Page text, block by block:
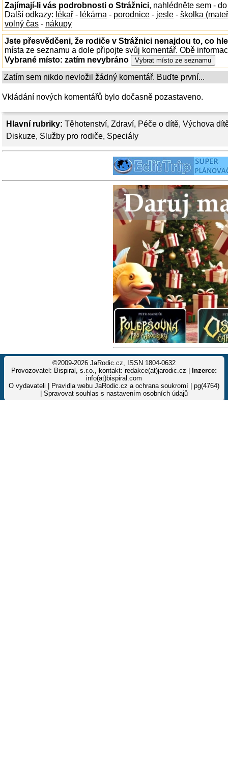
Hlavní rubriky: Těhotenství, Zdraví, Péče o dítě, Výchova
Diskuze, Služby pro rodiče, Speciály
Zajímají-li vás podrobnosti o Strážnici, nahlédněte sem -
Další odkazy: lékař - lékárna - porodnice - jesle - školka
volný čas - nákupy
Jste přesvědčeni, že rodiče v Strážnici nenajdou to, co
místa ze seznamu a dole připojte svůj komentář. Obě
Vybrané místo: zatím nevybráno
Zatím sem nikdo nevložil žádný komentář. Buďte první...
Vkládání nových komentářů bylo dočasně pozastaveno.
©2009-2026 JaRodic.cz, ISSN 1804-0632
Provozovatel: Bispiral, s.r.o., kontakt: redakce(at)jarodic.cz |
Inzerce:
info(at)bispiral.com
O vydavateli
Pravidla webu JaRodic.cz a ochrana soukromí | pg(4764)
Spravovat souhlas s nastavením osobních údajů